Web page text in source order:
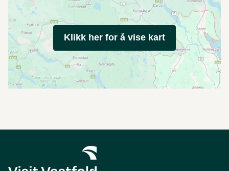
Klikk her for å vise kart